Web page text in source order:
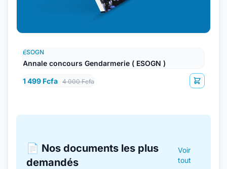
ESOGN
Annale concours Gendarmerie ( ESOGN )
1 499 Fcfa 4 000 Fcfa
📄 Nos documents les plus
demandés
Voir
tout